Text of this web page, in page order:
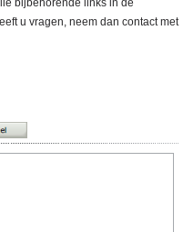
bijbehorende links in de
u vragen, neem dan contact met